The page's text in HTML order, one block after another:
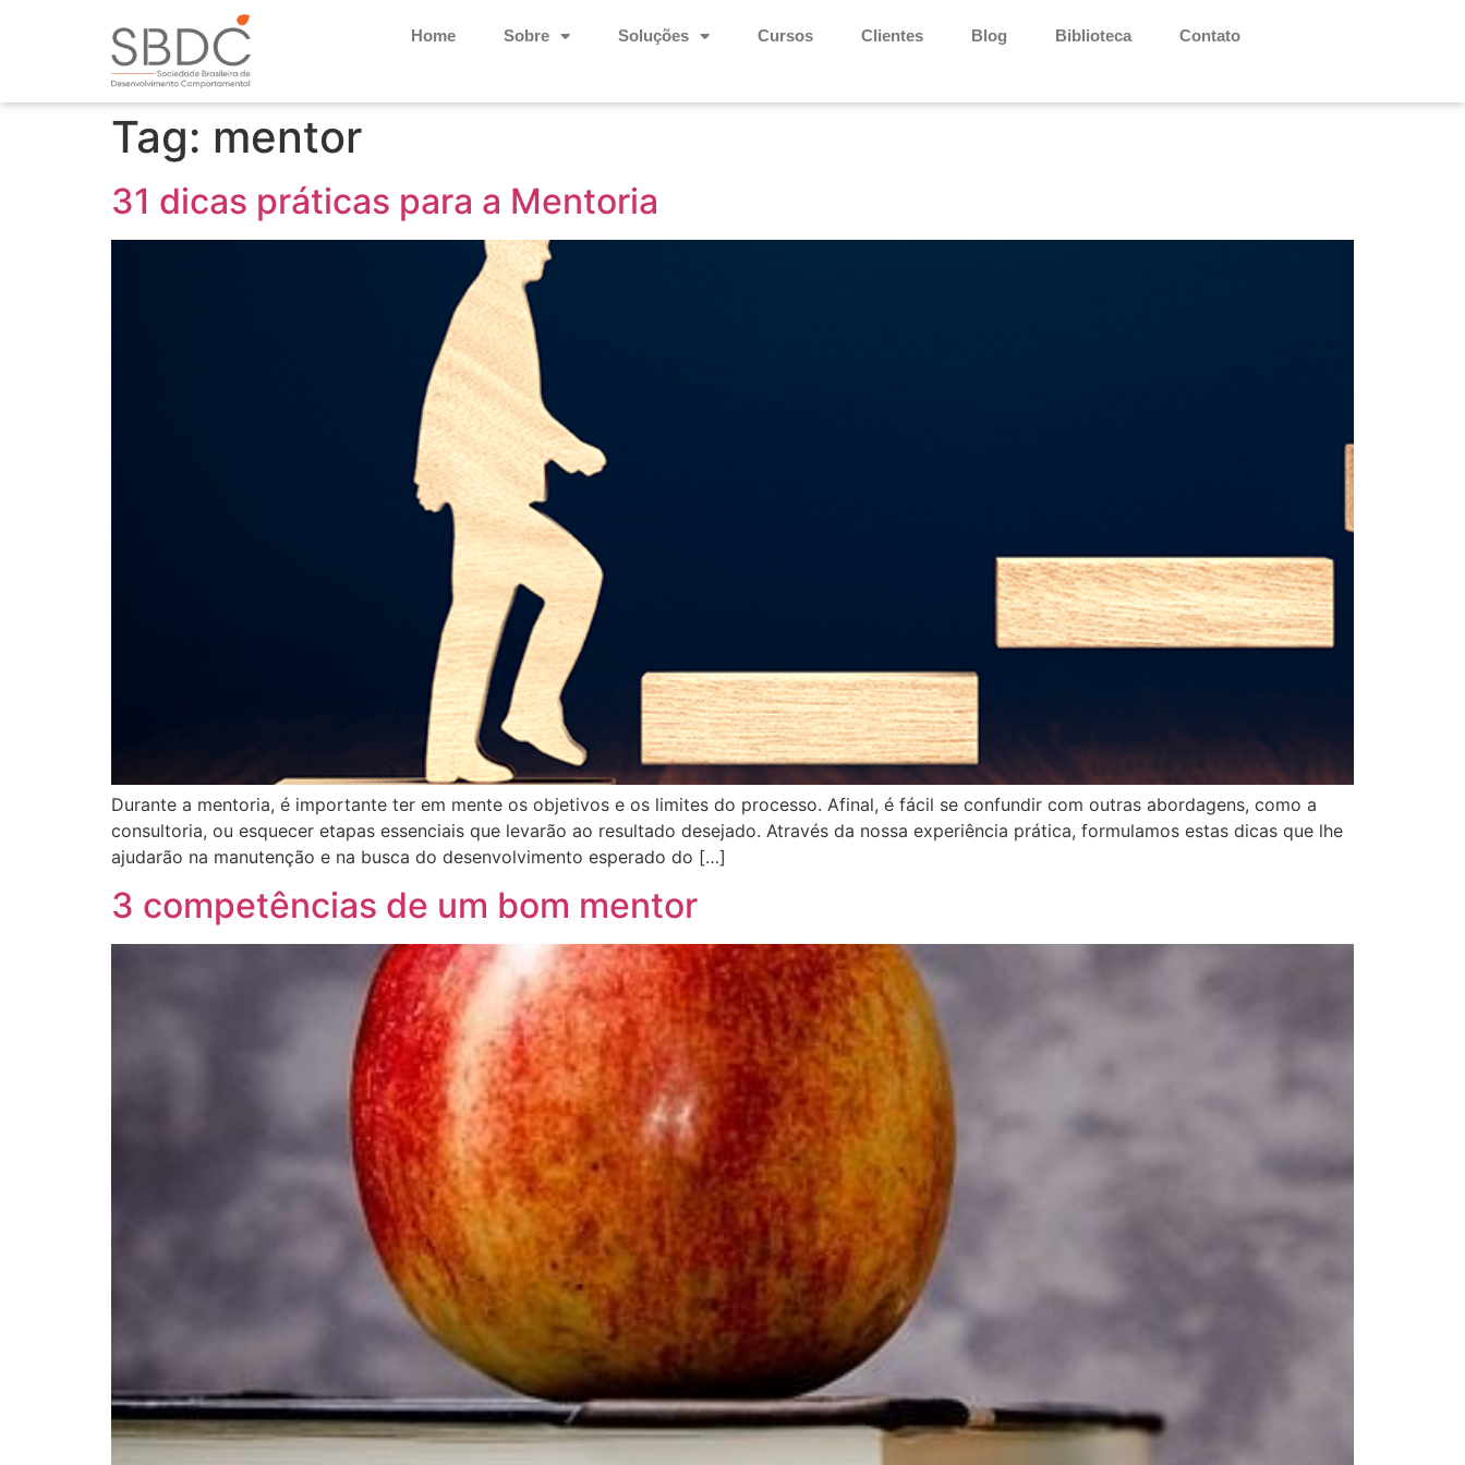
Home Sobre Soluções Cursos Clientes Blog Biblioteca Contato
Tag: mentor
31 dicas práticas para a Mentoria
Durante a mentoria, é importante ter em mente os objetivos e os limites do processo. Afinal, é fácil se confundir com outras abordagens, como a
consultoria, ou esquecer etapas essenciais que levarão ao resultado desejado. Através da nossa experiência prática, formulamos estas dicas que lhe
ajudarão na manutenção e na busca do desenvolvimento esperado do […]
3 competências de um bom mentor